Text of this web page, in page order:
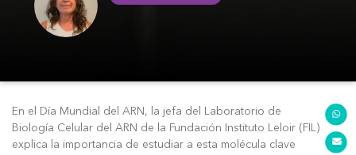
En el Día Mundial del ARN, la jefa del Laboratorio de
Biología Celular del ARN de la Fundación Instituto Leloir (FIL)
explica la importancia de estudiar a esta molécula clave